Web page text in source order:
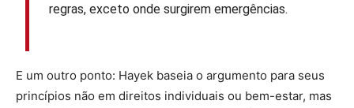
regras, exceto onde surgirem emergências.
E um outro ponto: Hayek baseia o argumento para seus
princípios não em direitos individuais ou bem-estar, mas